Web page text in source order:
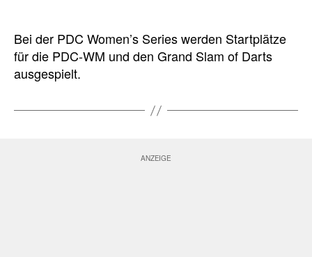
Bei der PDC Women’s Series werden Startplätze
für die PDC-WM und den Grand Slam of Darts
ausgespielt.